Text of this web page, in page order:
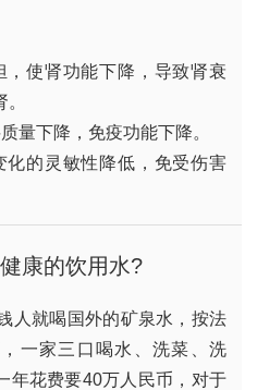
，使肾功能下降，导致肾衰
量下降，免疫功能下降。
化的灵敏性降低，免受伤害
康的饮用水?
人就喝国外的矿泉水，按法
一家三口喝水、洗菜、洗
年花费要40万人民币，对于